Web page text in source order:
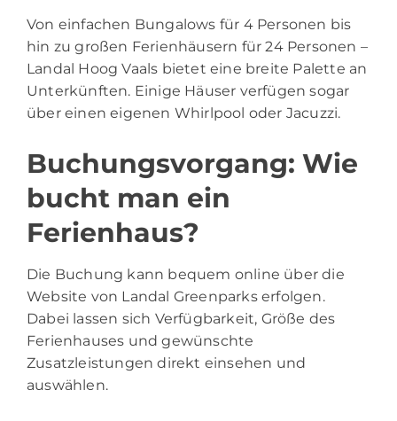
Von einfachen Bungalows für 4 Personen bis
hin zu großen Ferienhäusern für 24 Personen –
Landal Hoog Vaals bietet eine breite Palette an
Unterkünften. Einige Häuser verfügen sogar
über einen eigenen Whirlpool oder Jacuzzi.
Buchungsvorgang: Wie
bucht man ein
Ferienhaus?
Die Buchung kann bequem online über die
Website von Landal Greenparks erfolgen.
Dabei lassen sich Verfügbarkeit, Größe des
Ferienhauses und gewünschte
Zusatzleistungen direkt einsehen und
auswählen.